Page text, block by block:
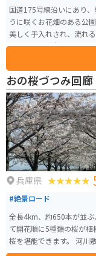
国道175号線沿いにあり
うに咲くお花畑のある公
美しく手入れされ、流れる小川、池もあ
います。最近遊具がリニ
近所には小野市自慢のお
園は市民の公園なので駐
おの桜づつみ回廊
兵庫県
#絶景ロード
全長4km、約650本が並
て開花順に5種類の桜が
桜を堪能できます。 河川
側道を走ったりするとと